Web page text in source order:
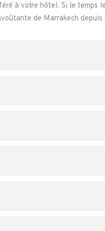
à votre hôtel. Si le temps
de Marrakech